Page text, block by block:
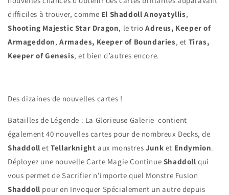
difficiles à trouver, comme El Shaddoll Anoyatyllis,
Shooting Majestic Star Dragon, le trioAdreus, Keeper of
Armageddon,Armades, Keeper of Boundaries, et Tiras,
Keeper of Genesis, et bien d’autres encore.
Des dizaines de nouvelles cartes !
Batailles de Légende : La Glorieuse Galerie contient
également 40 nouvelles cartes pour de nombreux Decks, de
ShaddolletTellarknightaux monstres Junk et Endymion.
Déployez une nouvelle Carte Magie Continue Shaddollqui
vous permet de Sacrifier n'importe quel Monstre Fusion
Shaddoll pour en Invoquer Spécialement un autre depuis